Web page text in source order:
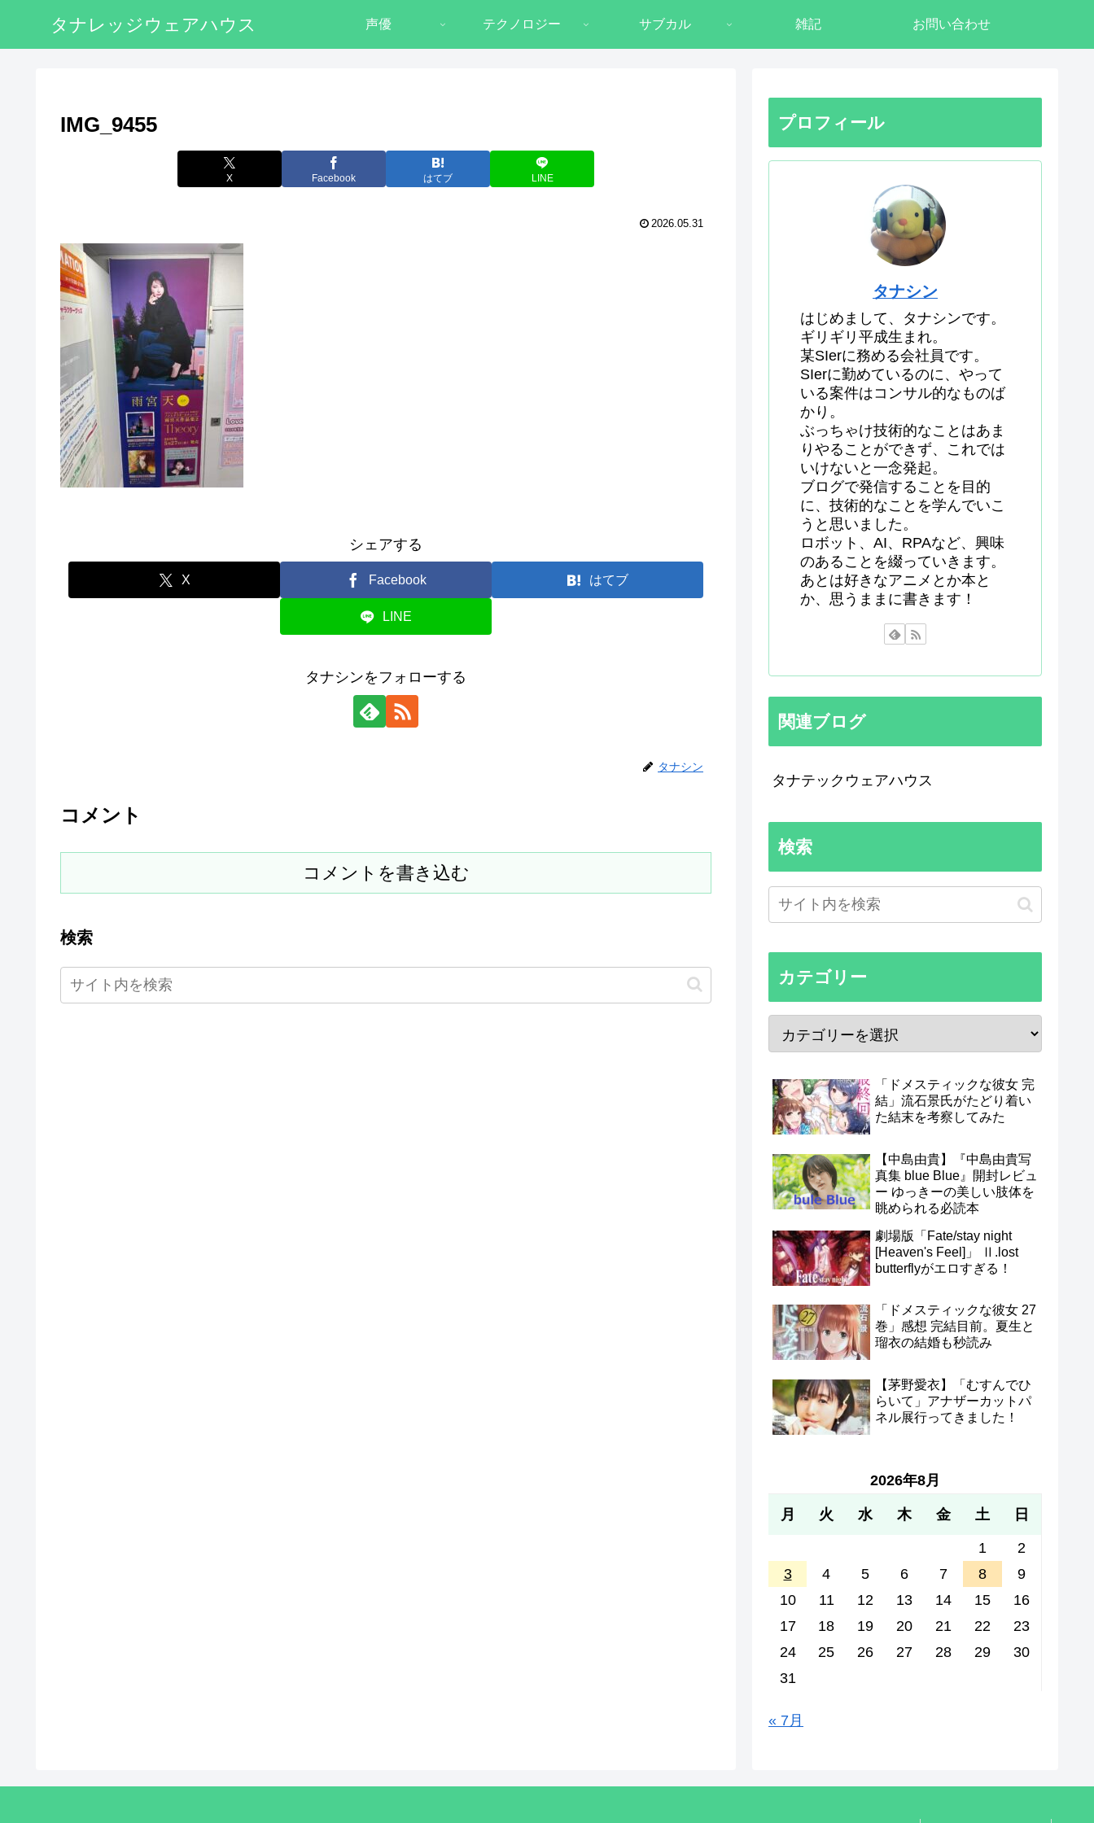
タナレッジウェアハウス 声優 テクノロジー サブカル 雑記 お問い合わせ
IMG_9455
X Facebook はてブ LINE
2026.05.31
シェアする
X Facebook はてブ
LINE
タナシンをフォローする
タナシン
コメント
コメントを書き込む
検索
プロフィール
タナシン
はじめまして、タナシンです。
ギリギリ平成生まれ。
某SIerに務める会社員です。
SIerに勤めているのに、やって
いる案件はコンサル的なものば
かり。
ぶっちゃけ技術的なことはあま
りやることができず、これでは
いけないと一念発起。
ブログで発信することを目的
に、技術的なことを学んでいこ
うと思いました。
ロボット、AI、RPAなど、興味
のあることを綴っていきます。
あとは好きなアニメとか本と
か、思うままに書きます！
関連ブログ
タナテックウェアハウス
検索
カテゴリー
「ドメスティックな彼女 完
結」流石景氏がたどり着い
た結末を考察してみた
【中島由貴】『中島由貴写
真集 blue Blue』開封レビュ
ー ゆっきーの美しい肢体を
眺められる必読本
劇場版「Fate/stay night
[Heaven's Feel]」 Ⅱ.lost
butterflyがエロすぎる！
「ドメスティックな彼女 27
巻」感想 完結目前。夏生と
瑠衣の結婚も秒読み
【茅野愛衣】「むすんでひ
らいて」アナザーカットパ
ネル展行ってきました！
2026年8月
月 火 水 木 金 土 日
1
2
3
4 5 6 7 8
9
10
11 12 13 14 15
16
17
18 19 20 21 22
23
24
25 26 27 28 29
30
31
« 7月